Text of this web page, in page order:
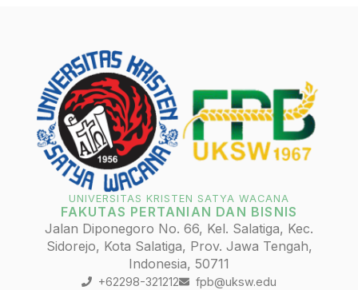
UNIVERSITAS KRISTEN SATYA WACANA
FAKUTAS PERTANIAN DAN BISNIS
Jalan Diponegoro No. 66, Kel. Salatiga, Kec.
Sidorejo, Kota Salatiga, Prov. Jawa Tengah,
Indonesia, 50711
+62298-321212 fpb@uksw.edu